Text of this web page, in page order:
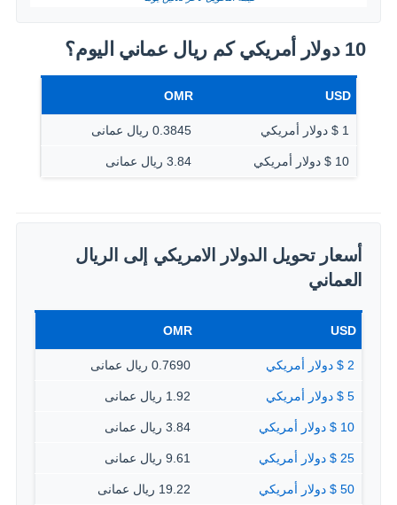
10 دولار أمريكي كم ريال عماني اليوم؟
USD
OMR
1 $ دولار أمريكي 0.3845 ريال عمانى
10 $ دولار أمريكي 3.84 ريال عمانى
أسعار تحويل الدولار الامريكي إلى الريال
العماني
USD
OMR
2 $ دولار أمريكي 0.7690 ريال عمانى
5 $ دولار أمريكي 1.92 ريال عمانى
10 $ دولار أمريكي 3.84 ريال عمانى
25 $ دولار أمريكي 9.61 ريال عمانى
50 $ دولار أمريكي 19.22 ريال عمانى